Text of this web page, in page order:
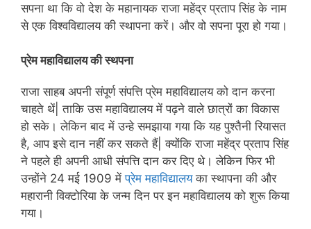
सपना था कि वो देश के महानायक राजा महेंद्र प्रताप सिंह के नाम
से एक विश्वविद्यालय की स्थापना करें। और वो सपना पूरा हो गया।
प्रेम महाविद्यालय की स्थपना
राजा साहब अपनी संपूर्ण संपत्ति प्रेम महाविद्यालय को दान करना
चाहते थें| ताकि उस महाविद्यालय में पढ़ने वाले छात्रों का विकास
हो सके। लेकिन बाद में उन्हे समझाया गया कि यह पुश्तैनी रियासत
है, आप इसे दान नहीं कर सकते हैं| क्योंकि राजा महेंद्र प्रताप सिंह
ने पहले ही अपनी आधी संपत्ति दान कर दिए थे। लेकिन फिर भी
उन्होंने 24 मई 1909 मेंप्रेम महाविद्यालयका स्थापना की और
महारानी विक्टोरिया के जन्म दिन पर इन महाविद्यालय को शुरू किया
गया।